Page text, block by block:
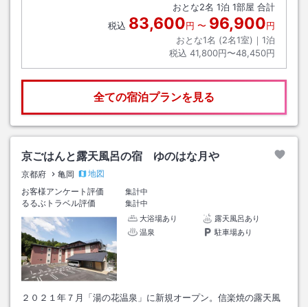
おとな2名 1泊 1部屋 合計
税込 83,600円 〜 96,900円
おとな1名 (2名1室)｜ 1泊
税込 41,800円〜48,450円
全ての宿泊プランを見る
京ごはんと露天風呂の宿 ゆのはな月や
京都府 亀岡
地図
お客様アンケート評価
集計中
るるぶトラベル評価
集計中
大浴場あり
露天風呂あり
温泉
駐車場あり
２０２１年７月「湯の花温泉」に新規オープン。信楽焼の露天風